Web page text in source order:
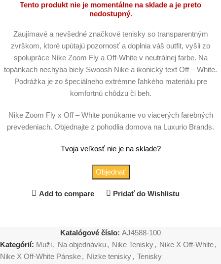
Tento produkt nie je momentálne na sklade a je preto
nedostupný.
Zaujímavé a nevšedné značkové tenisky so transparentným
zvrškom, ktoré upútajú pozornosť a doplnia váš outfit, vyšli zo
spolupráce Nike Zoom Fly a Off-White v neutrálnej farbe. Na
topánkach nechýba biely Swoosh Nike a ikonický text Off – White.
Podrážka je zo špeciálneho extrémne ľahkého materiálu pre
komfortnú chôdzu či beh.
Nike Zoom Fly x Off – White ponúkame vo viacerých farebných
prevedeniach. Objednajte z pohodlia domova na Luxurio Brands.
Tvoja veľkosť nie je na sklade?
Objednať
Add to compare Pridať do Wishlistu
Katalógové číslo: AJ4588-100
Kategórií: Muži, Na objednávku, Nike Tenisky, Nike X Off-White,
Nike X Off-White Pánske, Nízke tenisky, Tenisky